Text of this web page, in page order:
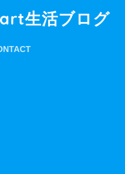
生活ブログ